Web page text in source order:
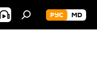
РУС MD